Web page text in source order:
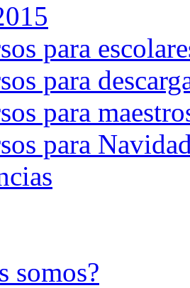
para
para
para
para
somos?